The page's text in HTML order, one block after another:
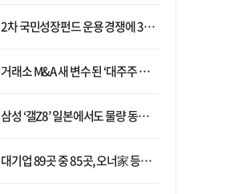
2차 국민성장펀드 운용 경쟁에 33개사 몰렸다…신한·하나 등 새 얼굴 대거 합류
거래소 M&A 새 변수 된 ‘대주주 심사’…네이버·두나무 결합도 영향권
삼성 ‘갤Z8’ 일본에서도 물량 동났다…애플 참전 앞두고 선두 수성 ‘시험대’
대기업 89곳 중 85곳, 오너家 등기임원 겸직…BS 46곳·SM 45곳 ‘족벌경영’ 고착화